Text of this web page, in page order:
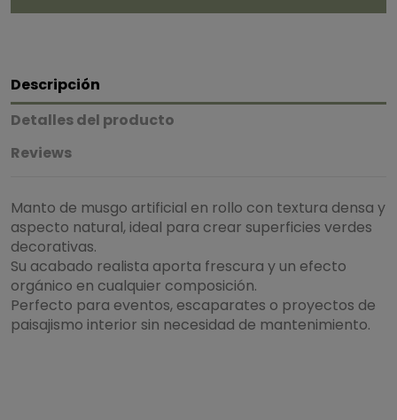
Descripción
Detalles del producto
Reviews
Manto de musgo artificial en rollo con textura densa y
aspecto natural, ideal para crear superficies verdes
decorativas.
Su acabado realista aporta frescura y un efecto
orgánico en cualquier composición.
Perfecto para eventos, escaparates o proyectos de
paisajismo interior sin necesidad de mantenimiento.